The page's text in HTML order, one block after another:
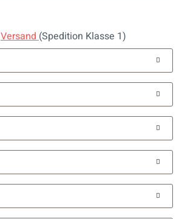
Versand(Spedition Klasse 1)